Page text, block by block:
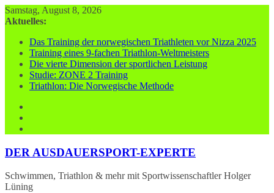
Zum
Inhalt
Samstag, August 8, 2026
Aktuelles:
Das Training der norwegischen Triathleten vor Nizza 2025
Training eines 9-fachen Triathlon-Weltmeisters
Die vierte Dimension der sportlichen Leistung
Studie: ZONE 2 Training
Triathlon: Die Norwegische Methode
DER AUSDAUERSPORT-EXPERTE
Schwimmen, Triathlon & mehr mit Sportwissenschaftler Holger
Lüning